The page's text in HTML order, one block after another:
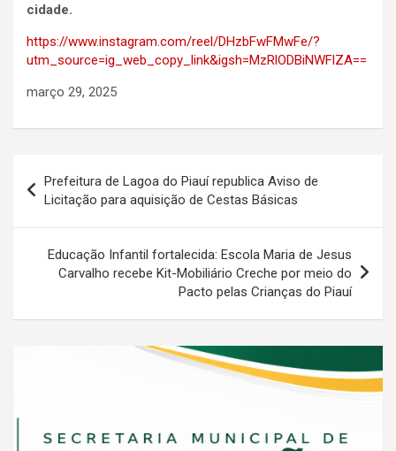
cidade.
https://www.instagram.com/reel/DHzbFwFMwFe/?
utm_source=ig_web_copy_link&igsh=MzRlODBiNWFlZA==
março 29, 2025
de
Post
Prefeitura de Lagoa do Piauí republica Aviso de
Licitação para aquisição de Cestas Básicas
Educação Infantil fortalecida: Escola Maria de Jesus
Carvalho recebe Kit-Mobiliário Creche por meio do
Pacto pelas Crianças do Piauí